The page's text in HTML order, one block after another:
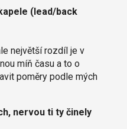
(lead/back
největší rozdíl je v
míň času a to o
poměry podle mých
nervou ti ty činely